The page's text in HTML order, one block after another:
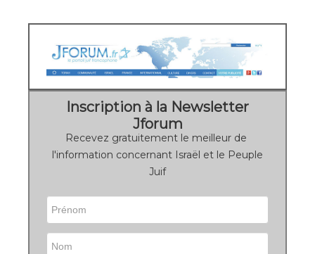
Inscription à la Newsletter
Jforum
Recevez gratuitement le meilleur de
l'information concernant Israël et le Peuple
Juif